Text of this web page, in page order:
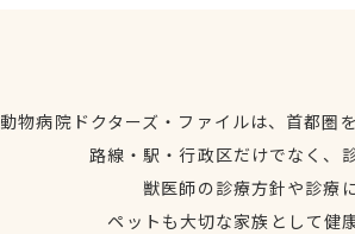
動物病院ドクターズ・ファイルは、首都圏
路線・駅・行政区だけでなく、
獣医師の診療方針や診療
ペットも大切な家族として健